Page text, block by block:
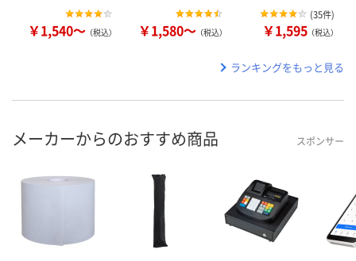
￥1,540～ （税込） ￥1,580～ （税込）
(35件)
￥1,595 （税込）
ランキングをもっと見る
メーカーからのおすすめ商品 スポンサー